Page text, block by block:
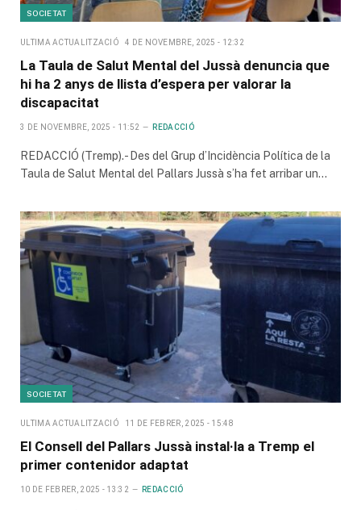
SOCIETAT
ULTIMA ACTUALITZACIÓ 4 DE NOVEMBRE, 2025 - 12:32
La Taula de Salut Mental del Jussà denuncia que
hi ha 2 anys de llista d’espera per valorar la
discapacitat
3 DE NOVEMBRE, 2025 - 11:52 REDACCIÓ
REDACCIÓ (Tremp).- Des del Grup d’Incidència Política de la
Taula de Salut Mental del Pallars Jussà s’ha fet arribar un…
SOCIETAT
ULTIMA ACTUALITZACIÓ 11 DE FEBRER, 2025 - 15:48
El Consell del Pallars Jussà instal·la a Tremp el
primer contenidor adaptat
10 DE FEBRER, 2025 - 13:32 REDACCIÓ